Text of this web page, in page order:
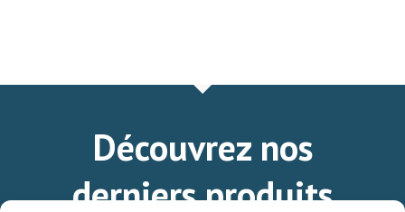
Découvrez nos
derniers produits